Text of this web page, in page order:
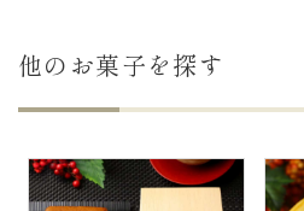
た。
入学、誕生日、クリスマス
他のお菓子を探す